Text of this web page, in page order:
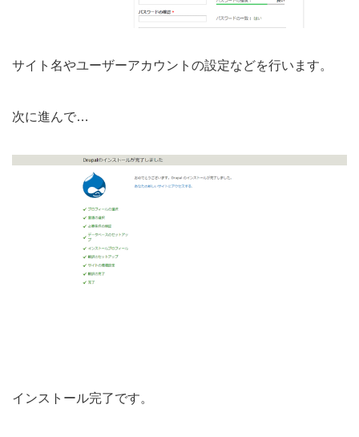
サイト名やユーザーアカウントの設定などを行います。
次に進んで…
インストール完了です。